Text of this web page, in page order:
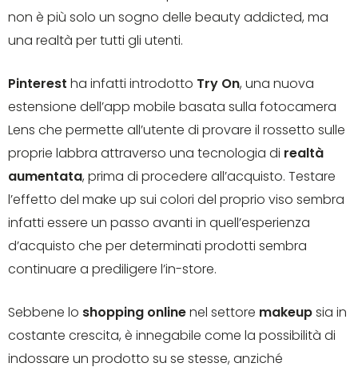
non è più solo un sogno delle beauty addicted, ma
una realtà per tutti gli utenti.
Pinterest ha infatti introdotto Try On, una nuova
estensione dell’app mobile basata sulla fotocamera
Lens che permette all’utente di provare il rossetto sulle
proprie labbra attraverso una tecnologia di realtà
aumentata, prima di procedere all’acquisto. Testare
l’effetto del make up sui colori del proprio viso sembra
infatti essere un passo avanti in quell’esperienza
d’acquisto che per determinati prodotti sembra
continuare a prediligere l’in-store.
Sebbene lo shopping onlinenel settore makeupsia in
costante crescita, è innegabile come la possibilità di
indossare un prodotto su se stesse, anziché